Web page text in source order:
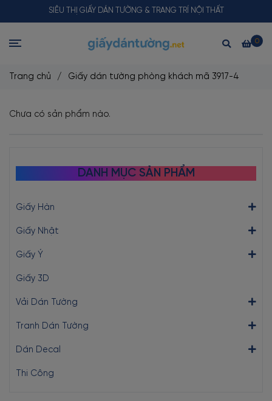
SIÊU THỊ GIẤY DÁN TƯỜNG & TRANG TRÍ NỘI THẤT
0
Trang chủ / Giấy dán tường phòng khách mã 3917-4
Chưa có sản phẩm nào.
DANH MỤC SẢN PHẨM
Giấy Hàn
Giấy Nhật
Giấy Ý
Giấy 3D
Vải Dán Tường
Tranh Dán Tường
Dán Decal
Thi Công